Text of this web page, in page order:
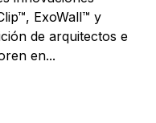
ExoWall™ y
de arquitectos e
en...